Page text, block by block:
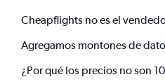
Cheapflights no es el
Agregamos montones de
¿Por qué los precios no son